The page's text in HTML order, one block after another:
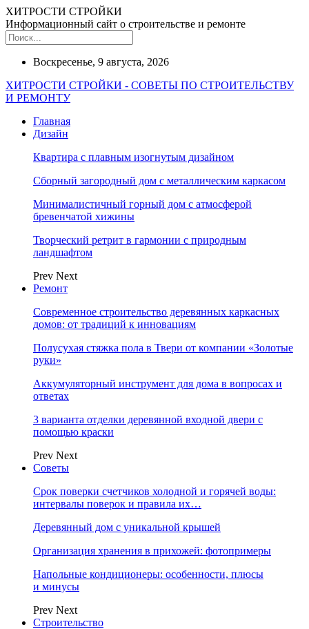
ХИТРОСТИ СТРОЙКИ
Информационный сайт о строительстве и ремонте
Воскресенье, 9 августа, 2026
ХИТРОСТИ СТРОЙКИ - СОВЕТЫ ПО СТРОИТЕЛЬСТВУ
И РЕМОНТУ
Главная
Дизайн
Квартира с плавным изогнутым дизайном
Сборный загородный дом с металлическим каркасом
Минималистичный горный дом с атмосферой
бревенчатой хижины
Творческий ретрит в гармонии с природным
ландшафтом
Prev Next
Ремонт
Современное строительство деревянных каркасных
домов: от традиций к инновациям
Полусухая стяжка пола в Твери от компании «Золотые
руки»
Аккумуляторный инструмент для дома в вопросах и
ответах
3 варианта отделки деревянной входной двери с
помощью краски
Prev Next
Советы
Срок поверки счетчиков холодной и горячей воды:
интервалы поверок и правила их…
Деревянный дом с уникальной крышей
Организация хранения в прихожей: фотопримеры
Напольные кондиционеры: особенности, плюсы
и минусы
Prev Next
Строительство